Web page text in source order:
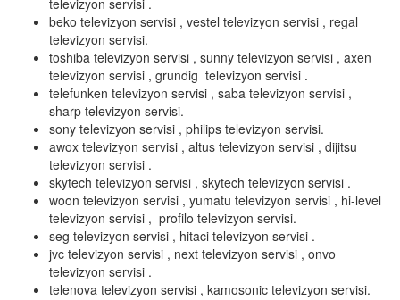
televizyon servisi .
beko televizyon servisi , vestel televizyon servisi , regal
televizyon servisi.
toshiba televizyon servisi , sunny televizyon servisi , axen
televizyon servisi , grundig televizyon servisi .
telefunken televizyon servisi , saba televizyon servisi ,
sharp televizyon servisi.
sony televizyon servisi , philips televizyon servisi.
awox televizyon servisi , altus televizyon servisi , dijitsu
televizyon servisi .
skytech televizyon servisi , skytech televizyon servisi .
woon televizyon servisi , yumatu televizyon servisi , hi-level
televizyon servisi , profilo televizyon servisi.
seg televizyon servisi , hitaci televizyon servisi .
jvc televizyon servisi , next televizyon servisi , onvo
televizyon servisi .
telenova televizyon servisi , kamosonic televizyon servisi.